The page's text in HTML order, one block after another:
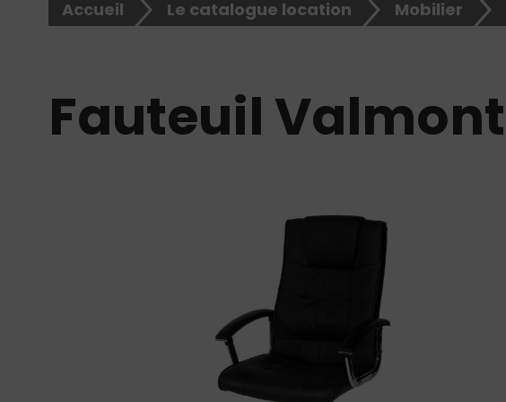
Accueil Le catalogue location Mobilier
Fauteuil Valmont
Rechercher
site